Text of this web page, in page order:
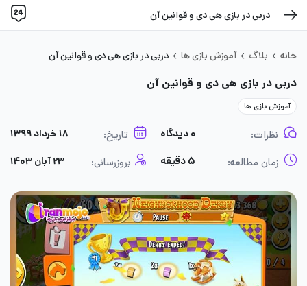
دربی در بازی هی دی و قوانین آن
خانه بلاگ آموزش بازی ها دربی در بازی هی دی و قوانین آن
دربی در بازی هی دی و قوانین آن
آموزش بازی ها
نظرات: ۰ دیدگاه تاریخ: ۱۸ خرداد ۱۳۹۹
زمان مطالعه: ۵ دقیقه بروزرسانی: ۲۳ آبان ۱۴۰۳